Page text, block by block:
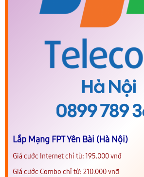
Lắp Mạng FPT Yên Bài (Hà Nội)
Giá cước Internet chỉ từ: 195.000 vnđ
Giá cước Combo chỉ từ: 210.000 vnđ